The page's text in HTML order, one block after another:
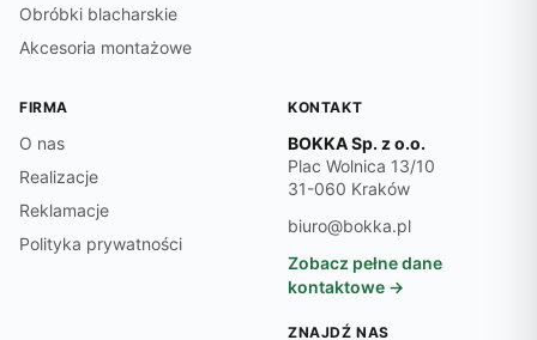
Obróbki blacharskie
Akcesoria montażowe
FIRMA
O nas
Realizacje
Reklamacje
Polityka prywatności
KONTAKT
BOKKA Sp. z o.o.
Plac Wolnica 13/10
31-060 Kraków
biuro@bokka.pl
Zobacz pełne dane
kontaktowe →
ZNAJDŹ NAS